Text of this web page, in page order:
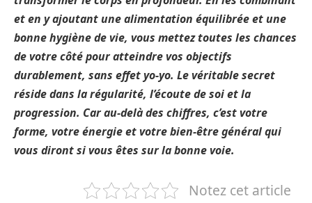
et en y ajoutant une alimentation équilibrée et une
bonne hygiène de vie, vous mettez toutes les chances
de votre côté pour atteindre vos objectifs
durablement, sans effet yo-yo. Le véritable secret
réside dans la régularité, l’écoute de soi et la
progression. Car au-delà des chiffres, c’est votre
forme, votre énergie et votre bien-être général qui
vous diront si vous êtes sur la bonne voie.
Notez cet article